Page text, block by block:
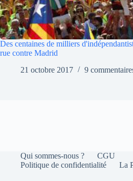
Des centaines de milliers
rue contre Madrid
21 octobre 2017
9
Qui sommes-nous ?
CGU
Politique de confidentialité
La